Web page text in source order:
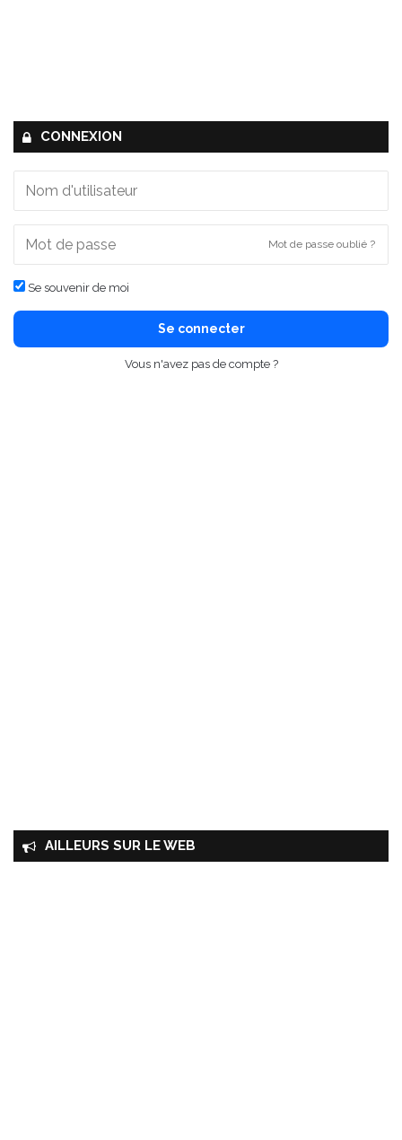
CONNEXION
Mot de passe oublié ?
Se souvenir de moi
Se connecter
Vous n'avez pas de compte ?
AILLEURS SUR LE WEB